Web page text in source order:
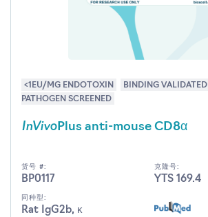
<1EU/MG ENDOTOXIN BINDING VALIDATED
PATHOGEN SCREENED
InVivoPlus anti-mouse CD8α
货号 #:
BP0117
克隆号:
YTS 169.4
同种型:
Rat IgG2b, κ